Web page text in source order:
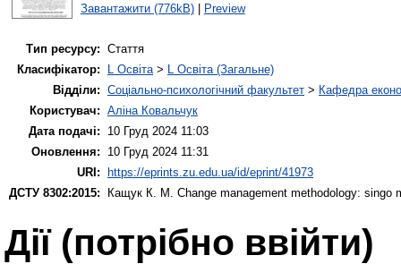
Завантажити (776kB)| Preview
Тип ресурсу: Стаття
Класифікатор:
L Освіта> L Освіта (Загальне)
Відділи: Соціально-психологічний факультет > Кафедра
Користувач: Аліна Ковальчук
Дата подачі:
10 Груд 2024 11:03
Оновлення:
10 Груд 2024 11:31
URI:
https://eprints.zu.edu.ua/id/eprint/41973
ДСТУ 8302:2015:
Кащук К. М. Change management methodology: singo
Дії ​​(потрібно ввійти)